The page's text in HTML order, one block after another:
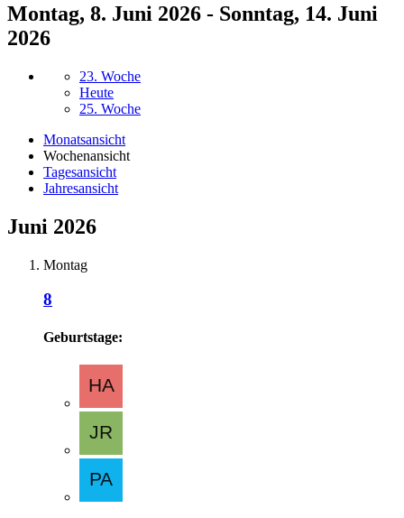
Montag, 8. Juni 2026 - Sonntag, 14. Juni
2026
23. Woche
Heute
25. Woche
Monatsansicht
Wochenansicht
Tagesansicht
Jahresansicht
Juni 2026
Montag
8
Geburtstage: